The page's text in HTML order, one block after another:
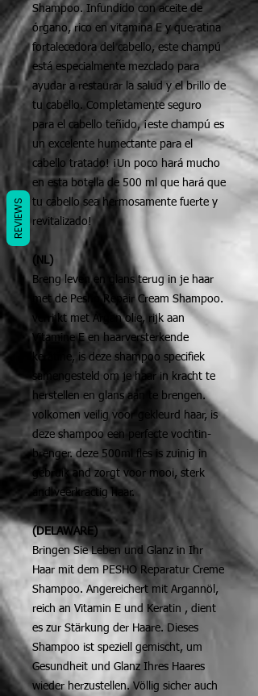
Shampoo. Infundido con aceite de
órgano, rico en vitamina E y queratina
fortalecedora del cabello, este champú
está especialmente mezclado para
ayudar a restaurar la salud y el brillo de
tu cabello. Completamente seguro
para el cabello teñido, ¡este champú es
un excelente humectante para el
cabello tratado! ¡Un poco hará mucho
en esta botella de 500 ml que hará que
tu cabello sea hermosamente fuerte y
revitalizado!
(NL)
Breng leven en glans terug in je haar
met de Pesho Repair Cream Shampoo.
verrijkt met Argan olie, rijk aan
Vitamine E en haarversterkende
keratine, is deze shampoo specifiek
samengesteld om je haar in kracht te
herstellen en glans aan te brengen.
volkomen veilig voor gekleurd haar, is
deze shampoo een perfecte vochtin-
brenger. deze 500ml fles is zuinig in
gebruik and zorgt voor mooi, sterk
and veerkractig haar.
(DELAWARE)
Bringen Sie Leben und Glanz in Ihr
Haar mit dem PESHO Reparatur Creme
Shampoo. Angereichert mit Argannöl,
reich an Vitamin E und Keratin , dient
es zur Stärkung der Haare. Dieses
Shampoo ist speziell gemischt, um
Gesundheit und Glanz Ihres Haares
wieder herzustellen. Völlig sicher auch
REVIEWS